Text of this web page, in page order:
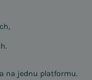
na jednu platformu.